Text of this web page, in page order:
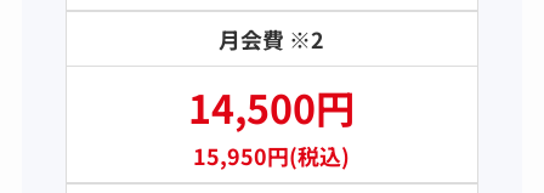
月会費 ※2
14,500円
15,950円(税込)